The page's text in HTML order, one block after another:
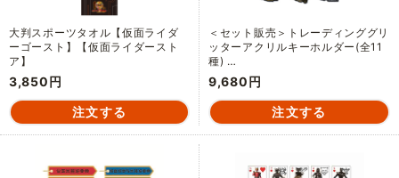
大判スポーツタオル【仮面ライダ
ーゴースト】【仮面ライダースト
ア】
3,850円
＜セット販売＞トレーディンググリ
ッターアクリルキーホルダー(全11
種) …
9,680円